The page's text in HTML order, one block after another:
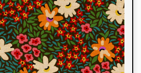
ou impressão digital.